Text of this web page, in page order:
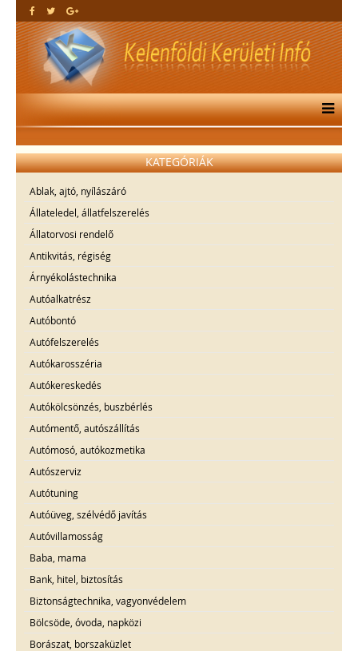
KATEGÓRIÁK
Ablak, ajtó, nyílászáró
Állateledel, állatfelszerelés
Állatorvosi rendelő
Antikvitás, régiség
Árnyékolástechnika
Autóalkatrész
Autóbontó
Autófelszerelés
Autókarosszéria
Autókereskedés
Autókölcsönzés, buszbérlés
Autómentő, autószállítás
Autómosó, autókozmetika
Autószerviz
Autótuning
Autóüveg, szélvédő javítás
Autóvillamosság
Baba, mama
Bank, hitel, biztosítás
Biztonságtechnika, vagyonvédelem
Bölcsöde, óvoda, napközi
Borászat, borszaküzlet